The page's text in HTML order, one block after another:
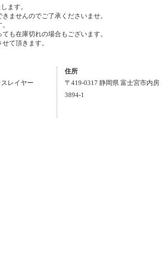
ます。
ませんのでご了承くださいませ。
も在庫切れの場合もございます。
て頂きます。
レイヤー
住所
〒 419-0317 静岡県 富士宮市内房
3894-1